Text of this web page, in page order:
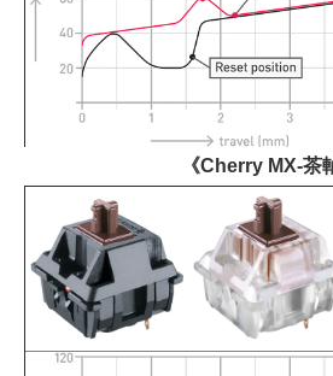
《Cherry MX-茶